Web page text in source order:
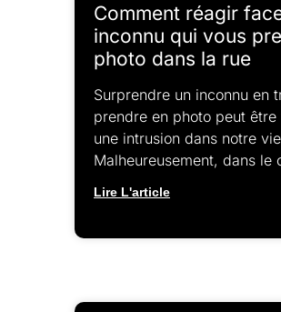
Comment réagir
inconnu qui vous
photo dans la rue
Surprendre un inconnu en
prendre en photo peut
une intrusion dans notre
Malheureusement, dans le
Lire L'article